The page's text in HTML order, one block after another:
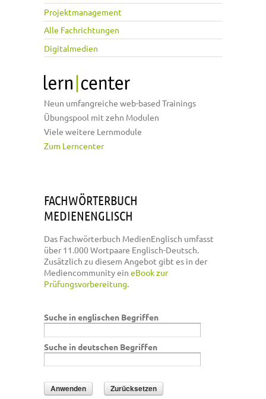
Projektmanagement
Alle Fachrichtungen
Digitalmedien
Neun umfangreiche web-based Trainings
Übungspool mit zehn Modulen
Viele weitere Lernmodule
Zum Lerncenter
FACHWÖRTERBUCH
MEDIENENGLISCH
Das Fachwörterbuch MedienEnglisch umfasst
über 11.000 Wortpaare Englisch-Deutsch.
Zusätzlich zu diesem Angebot gibt es in der
Mediencommunity ein eBook zur
Prüfungsvorbereitung.
Suche in englischen Begriffen
Suche in deutschen Begriffen